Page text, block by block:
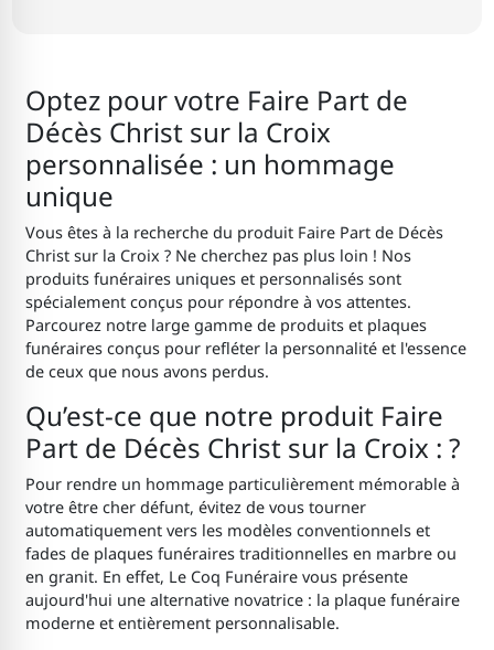
Optez pour votre Faire Part de
Décès Christ sur la Croix
personnalisée : un hommage
unique
Vous êtes à la recherche du produit Faire Part de Décès
Christ sur la Croix ? Ne cherchez pas plus loin ! Nos
produits funéraires uniques et personnalisés sont
spécialement conçus pour répondre à vos attentes.
Parcourez notre large gamme de produits et plaques
funéraires conçus pour refléter la personnalité et l'essence
de ceux que nous avons perdus.
Qu’est-ce que notre produit Faire
Part de Décès Christ sur la Croix : ?
Pour rendre un hommage particulièrement mémorable à
votre être cher défunt, évitez de vous tourner
automatiquement vers les modèles conventionnels et
fades de plaques funéraires traditionnelles en marbre ou
en granit. En effet, Le Coq Funéraire vous présente
aujourd'hui une alternative novatrice : la plaque funéraire
moderne et entièrement personnalisable.